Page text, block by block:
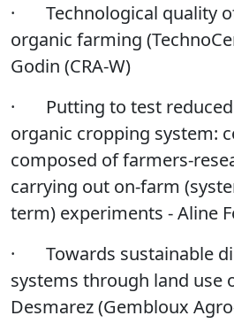
· Technological quality
organic farming
Godin (CRA-W)
· Putting to test
organic cropping system:
composed of farmers-
carrying out on-farm
term) experiments - Aline
· Towards sustainable
systems through land use
Desmarez (Gembloux